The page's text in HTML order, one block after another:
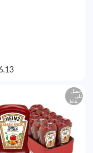
احصل
على
نقاط